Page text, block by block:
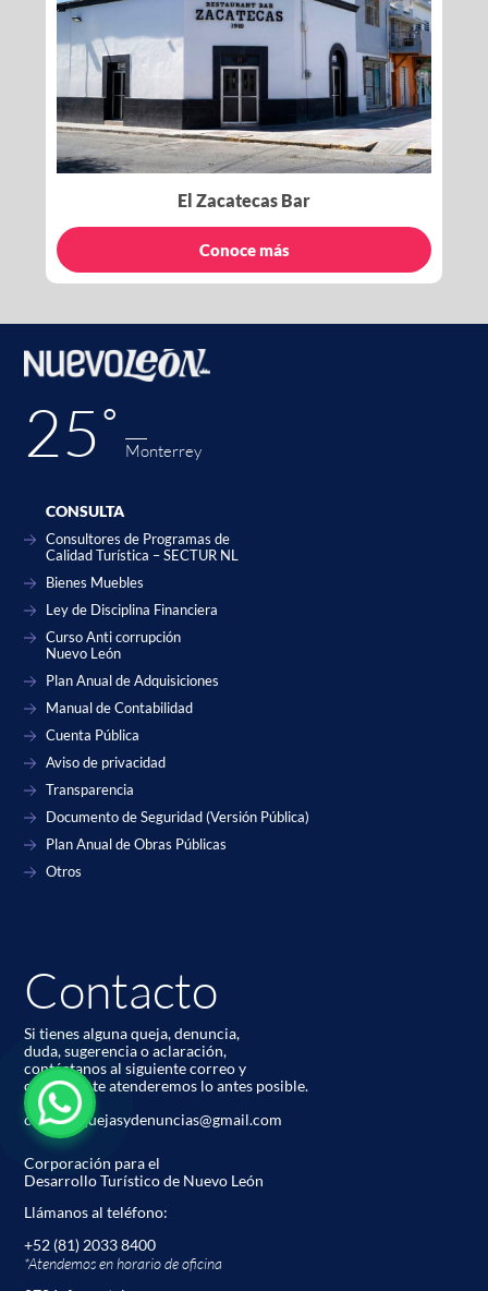
El Zacatecas Bar
Conoce más
25˚ Monterrey
CONSULTA
Consultores de Programas de
Calidad Turística – SECTUR NL
Bienes Muebles
Ley de Disciplina Financiera
Curso Anti corrupción
Nuevo León
Plan Anual de Adquisiciones
Manual de Contabilidad
Cuenta Pública
Aviso de privacidad
Transparencia
Documento de Seguridad (Versión Pública)
Plan Anual de Obras Públicas
Otros
Contacto
Si tienes alguna queja, denuncia,
duda, sugerencia o aclaración,
contáctanos al siguiente correo y
con gusto te atenderemos lo antes posible.
codetur.quejasydenuncias@gmail.com
Corporación para el
Desarrollo Turístico de Nuevo León
Llámanos al teléfono:
+52 (81) 2033 8400
*Atendemos en horario de oﬁcina